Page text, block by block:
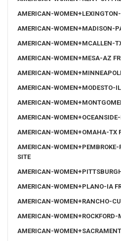
AMERICAN-
AMERICAN-WOMEN+MADISON-
AMERICAN-WOMEN+MCALLEN-
AMERICAN-WOMEN+MESA-AZ
AMERICAN-
AMERICAN-WOMEN+MODESTO-
AMERICAN-
AMERICAN-
AMERICAN-WOMEN+OMAHA-TX
AMERICAN-WOMEN+PEMBROKE-
SITE
AMERICAN-
AMERICAN-WOMEN+PLANO-IA
AMERICAN-WOMEN+RANCHO-
AMERICAN-WOMEN+ROCKFORD-
AMERICAN-